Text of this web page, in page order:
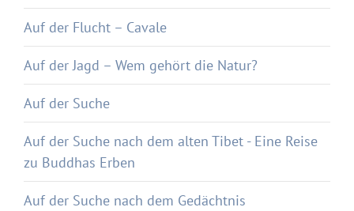
Auf der Flucht – Cavale
Auf der Jagd – Wem gehört die Natur?
Auf der Suche
Auf der Suche nach dem alten Tibet - Eine Reise
zu Buddhas Erben
Auf der Suche nach dem Gedächtnis